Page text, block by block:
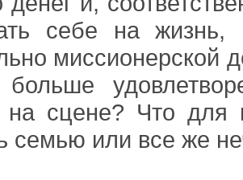
себе на
миссионерской
больше
на сцене? Что для
семью или все же